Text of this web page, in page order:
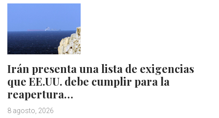
Irán presenta una lista de exigencias
que EE.UU. debe cumplir para la
reapertura…
8 agosto, 2026